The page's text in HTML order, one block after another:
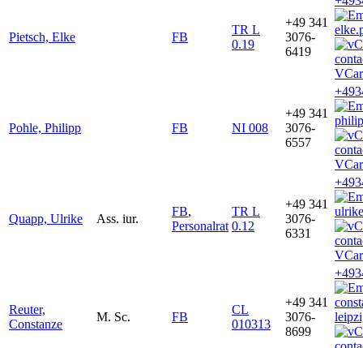
Pietsch, Elke FB
TR L
0.19
+49 341
3076-
6419
Pohle, Philipp FB NI 008
+49 341
3076-
6557
Quapp, Ulrike Ass. iur.
FB,
Personalrat
TR L
0.12
+49 341
3076-
6331
Reuter,
Constanze
M. Sc. FB
CL
010313
+49 341
3076-
8699